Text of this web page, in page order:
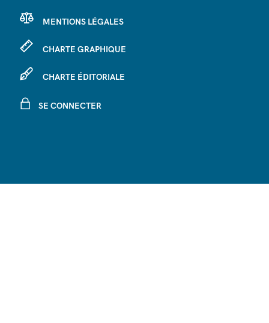
MENTIONS LÉGALES
CHARTE GRAPHIQUE
CHARTE ÉDITORIALE
SE CONNECTER